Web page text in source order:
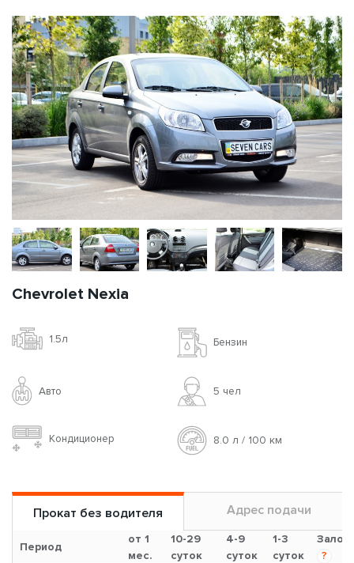
Chevrolet Nexia
1.5л Бензин
Авто 5 чел
Кондиционер 8.0 л / 100 км
Прокат без водителя Адрес подачи
Период
от 1
мес.
10-29
суток
4-9
суток
1-3
суток
Залог
?